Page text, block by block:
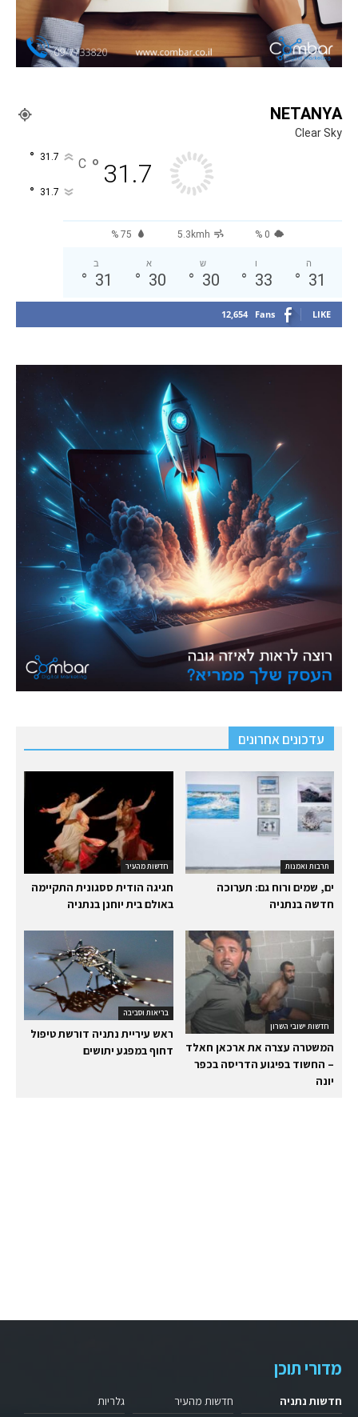
NETANYA
Clear Sky
31.7
°
C
31.7
°
31.7
°
75 % 5.3kmh 0 %
ה
31
°
ו
33
°
ש
30
°
א
30
°
ב
31
°
12,654 Fans LIKE
עדכונים אחרונים
חדשות מהעיר
חגיגה הודית ססגונית התקיימה
באולם בית יוחנן בנתניה
תרבות ואמנות
ים, שמים ורוח גם: תערוכה
חדשה בנתניה
בריאות וסביבה
ראש עיריית נתניה דורשת טיפול
דחוף במפגע יתושים
חדשות ישובי השרון
המשטרה עצרה את ארכאן חאלד
– החשוד בפיגוע הדריסה בכפר
יונה
מדורי תוכן
חדשות נתניה
חדשות מהעיר
גלריות